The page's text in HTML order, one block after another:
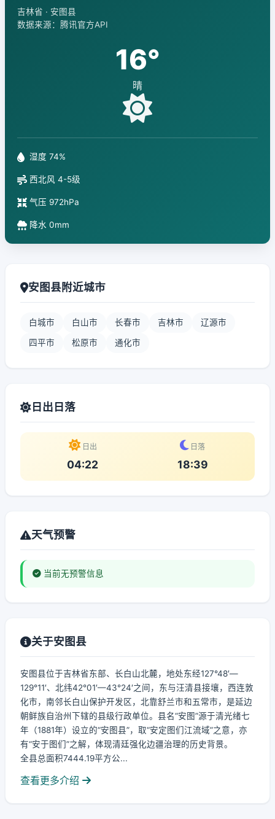
吉林省 · 安图县
数据来源：腾讯官方API
16°
晴
湿度 74%
西北风 4-5级
气压 972hPa
降水 0mm
安图县附近城市
白城市 白山市 长春市 吉林市 辽源市
四平市 松原市 通化市
日出日落
日出
04:22
日落
18:39
天气预警
当前无预警信息
关于安图县
安图县位于吉林省东部、长白山北麓，地处东经127°48′—
129°11′、北纬42°01′—43°24′之间，东与汪清县接壤，西连敦
化市，南邻长白山保护开发区，北靠舒兰市和五常市，是延边
朝鲜族自治州下辖的县级行政单位。县名“安图”源于清光绪七
年（1881年）设立的“安图县”，取“安定图们江流域”之意，亦
有“安于图们”之解，体现清廷强化边疆治理的历史背景。
全县总面积7444.19平方公...
查看更多介绍